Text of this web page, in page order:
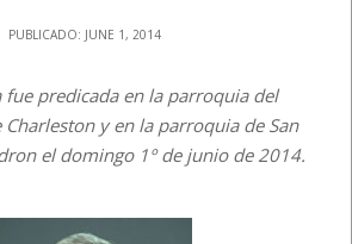
PUBLICADO: JUNE 1, 2014
predicada en la parroquia del
Charleston y en la parroquia de San
el domingo 1º de junio de 2014.